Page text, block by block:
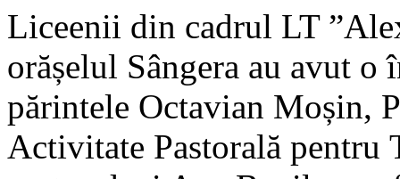
Liceenii din cadrul LT
orășelul Sângera au avut o
părintele Octavian Moșin,
Activitate Pastorală